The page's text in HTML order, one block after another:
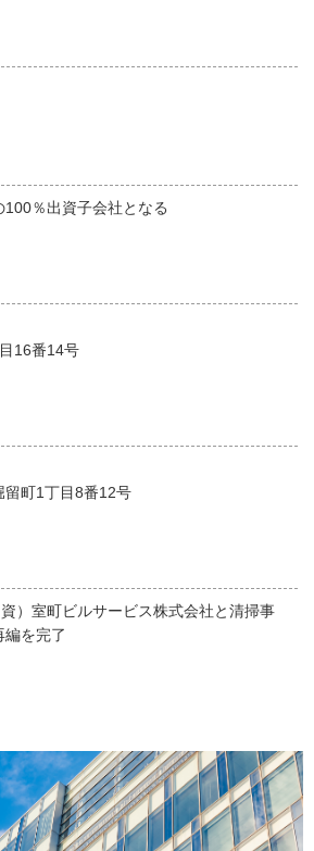
％出資子会社となる
16番14号
留町1丁目8番12号
）室町ビルサービス株式会社と清掃事
を完了